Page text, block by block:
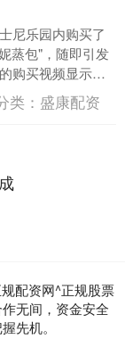
尼乐园内购买了
蒸包"，随即引发
购买视频显示，
，每个包子旁搭
类： 盛康配资
配资网^正规股票
无间，资金安全
先机。